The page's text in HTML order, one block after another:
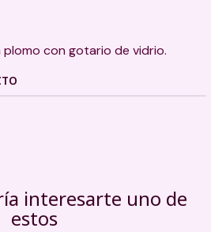
plomo con gotario de vidrio.
interesarte uno de
estos